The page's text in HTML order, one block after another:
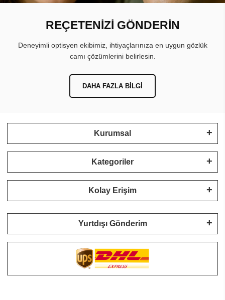
REÇETENİZİ GÖNDERİN
Deneyimli optisyen ekibimiz, ihtiyaçlarınıza en uygun gözlük
camı çözümlerini belirlesin.
DAHA FAZLA BILGI
Kurumsal
Kategoriler
Kolay Erişim
Yurtdışı Gönderim